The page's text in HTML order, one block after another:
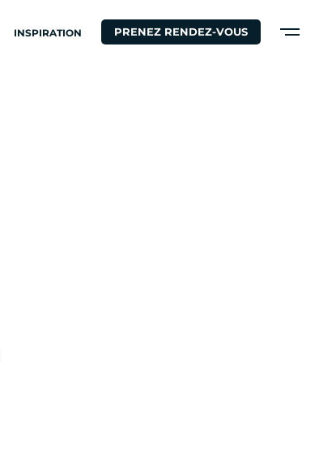
INSPIRATION PRENEZ RENDEZ-VOUS